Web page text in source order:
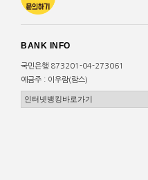
BANK INFO
국민은행 873201-04-273061
예금주 : 이우람(람스)